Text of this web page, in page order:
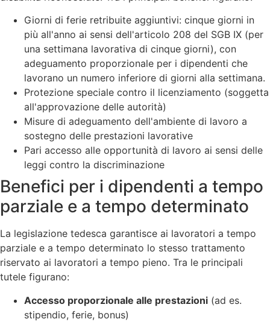
Giorni di ferie retribuite aggiuntivi: cinque giorni in
più all'anno ai sensi dell'articolo 208 del SGB IX (per
una settimana lavorativa di cinque giorni), con
adeguamento proporzionale per i dipendenti che
lavorano un numero inferiore di giorni alla settimana.
Protezione speciale contro il licenziamento (soggetta
all'approvazione delle autorità)
Misure di adeguamento dell'ambiente di lavoro a
sostegno delle prestazioni lavorative
Pari accesso alle opportunità di lavoro ai sensi delle
leggi contro la discriminazione
Benefici per i dipendenti a tempo
parziale e a tempo determinato
La legislazione tedesca garantisce ai lavoratori a tempo
parziale e a tempo determinato lo stesso trattamento
riservato ai lavoratori a tempo pieno. Tra le principali
tutele figurano:
Accesso proporzionale alle prestazioni (ad es.
stipendio, ferie, bonus)